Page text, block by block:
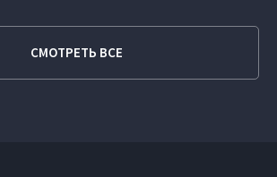
СМОТРЕТЬ ВСЕ